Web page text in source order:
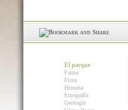
El parque
Fauna
Flora
Historia
Etnografía
Geología